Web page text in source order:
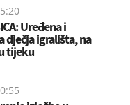
Uređena i
dječja igrališta, na
tijeku